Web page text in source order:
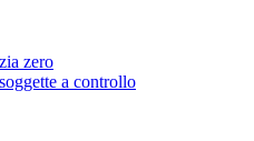
zero
a controllo